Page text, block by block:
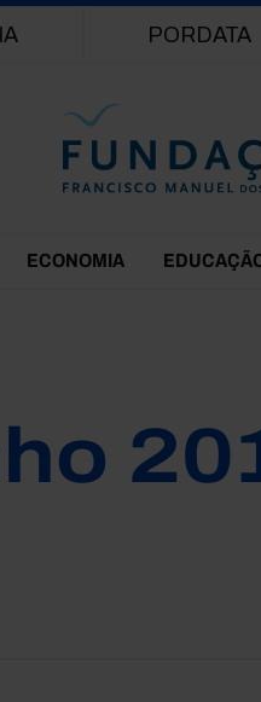
PORDATA
ECONOMIA